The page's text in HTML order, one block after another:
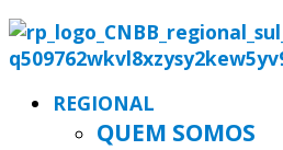
REGIONAL
QUEM SOMOS